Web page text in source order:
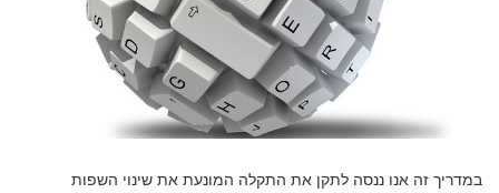
במדריך זה אנו ננסה לתקן את התקלה המונעת את שינוי השפות